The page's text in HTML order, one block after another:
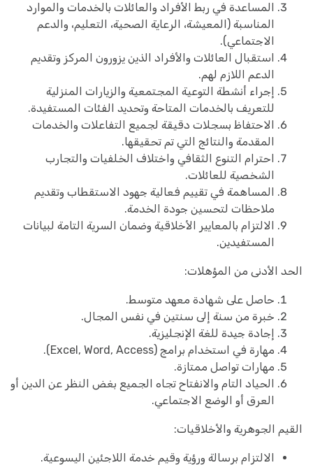
المساعدة في ربط الأفراد والعائلات بالخدمات والموارد
المناسبة (المعيشة، الرعاية الصحية، التعليم، والدعم
الاجتماعي).
استقبال العائلات والأفراد الذين يزورون المركز وتقديم
الدعم اللازم لهم.
إجراء أنشطة التوعية المجتمعية والزيارات المنزلية
للتعريف بالخدمات المتاحة وتحديد الفئات المستفيدة.
الاحتفاظ بسجلات دقيقة لجميع التفاعلات والخدمات
المقدمة والنتائج التي تم تحقيقها.
احترام التنوع الثقافي واختلاف الخلفيات والتجارب
الشخصية للعائلات.
المساهمة في تقييم فعالية جهود الاستقطاب وتقديم
ملاحظات لتحسين جودة الخدمة.
الالتزام بالمعايير الأخلاقية وضمان السرية التامة لبيانات
المستفيدين.
الحد الأدنى من المؤهلات:
حاصل على شهادة معهد متوسط.
خبرة من سنة إلى سنتين في نفس المجال.
إجادة جيدة للغة الإنجليزية.
مهارة في استخدام برامج (Excel, Word, Access).
مهارات تواصل ممتازة.
الحياد التام والانفتاح تجاه الجميع بغض النظر عن الدين أو
العرق أو الوضع الاجتماعي.
القيم الجوهرية والأخلاقيات:
الالتزام برسالة ورؤية وقيم خدمة اللاجئين اليسوعية.